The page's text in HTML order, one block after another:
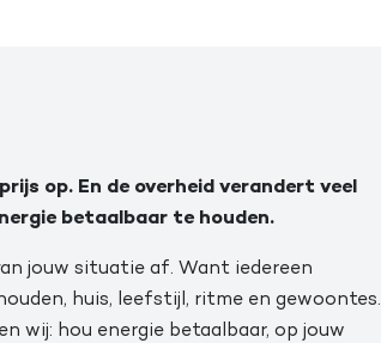
op. En de overheid verandert veel
betaalbaar te houden.
jouw situatie af. Want iedereen
huis, leefstijl, ritme en gewoontes.
wij: hou energie betaalbaar, op jouw